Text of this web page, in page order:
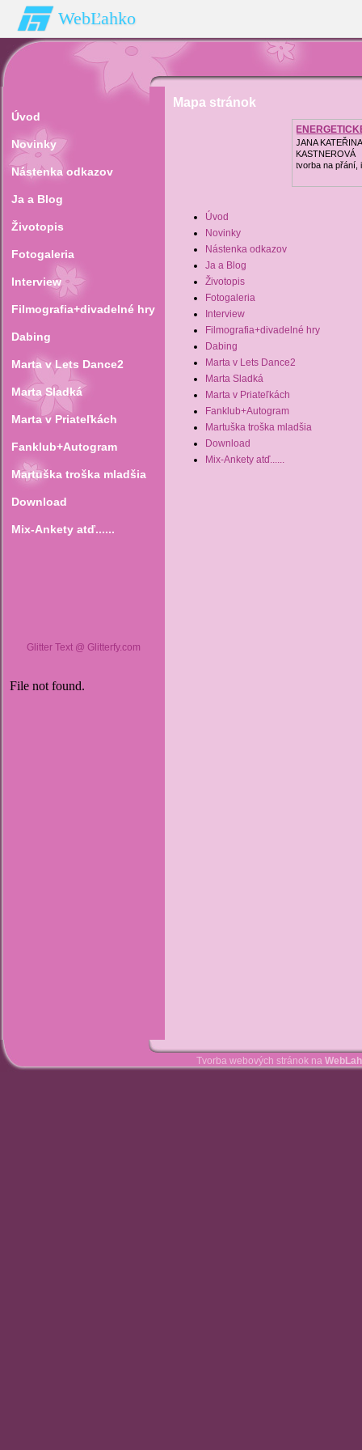
WebĽahko
Úvod
Novinky
Nástenka odkazov
Ja a Blog
Životopis
Fotogaleria
Interview
Filmografia+divadelné hry
Dabing
Marta v Lets Dance2
Marta Sladká
Marta v Priateľkách
Fanklub+Autogram
Martuška troška mladšia
Download
Mix-Ankety atď......
Glitter Text @ Glitterfy.com
Mapa stránok
JANA KATEŘINA
KASTNEROVÁ
tvorba na přání,
Úvod
Novinky
Nástenka odkazov
Ja a Blog
Životopis
Fotogaleria
Interview
Filmografia+divadelné hry
Dabing
Marta v Lets Dance2
Marta Sladká
Marta v Priateľkách
Fanklub+Autogram
Martuška troška mladšia
Download
Mix-Ankety atď......
Tvorba webových stránok na